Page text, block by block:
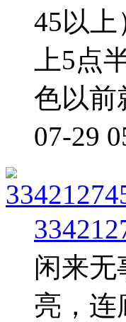
45以
上5点
色以前
07-29
闲来无
亮，连